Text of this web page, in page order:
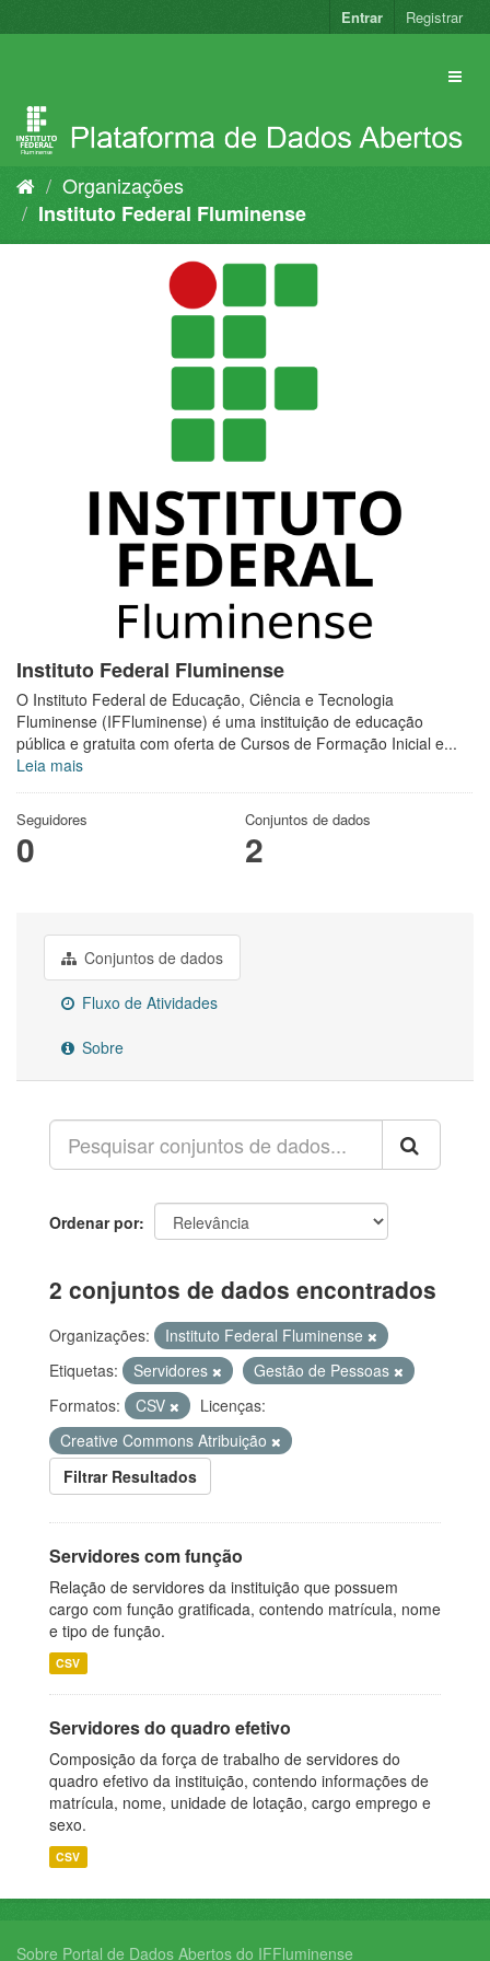
para
Entrar Registrar
Organizações
Instituto Federal Fluminense
Instituto Federal Fluminense
O Instituto Federal de Educação, Ciência e Tecnologia
Fluminense (IFFluminense) é uma instituição de educação
pública e gratuita com oferta de Cursos de Formação Inicial e...
Leia mais
Seguidores
0
Conjuntos de dados
2
Conjuntos de dados
Fluxo de Atividades
Sobre
Ordenar por
2 conjuntos de dados encontrados
Organizações:
Instituto Federal Fluminense
Etiquetas:
Servidores
Gestão de Pessoas
Formatos:
CSV
Licenças:
Creative Commons Atribuição
Filtrar Resultados
Servidores com função
Relação de servidores da instituição que possuem
cargo com função gratificada, contendo matrícula, nome
e tipo de função.
CSV
Servidores do quadro efetivo
Composição da força de trabalho de servidores do
quadro efetivo da instituição, contendo informações de
matrícula, nome, unidade de lotação, cargo emprego e
sexo.
CSV
Sobre Portal de Dados Abertos do IFFluminense